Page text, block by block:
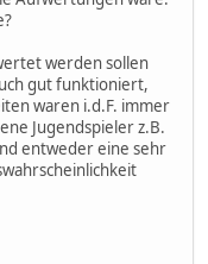
werden sollen
gut funktioniert,
waren i.d.F. immer
Jugendspieler z.B.
entweder eine sehr